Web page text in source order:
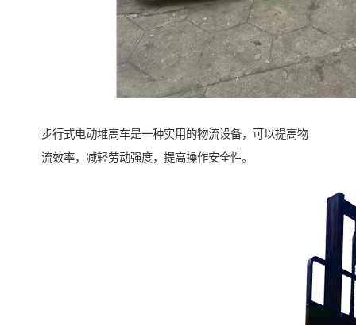
步行式电动堆高车是一种实用的物流设备，可以提高物
流效率，减轻劳动强度，提高操作安全性。